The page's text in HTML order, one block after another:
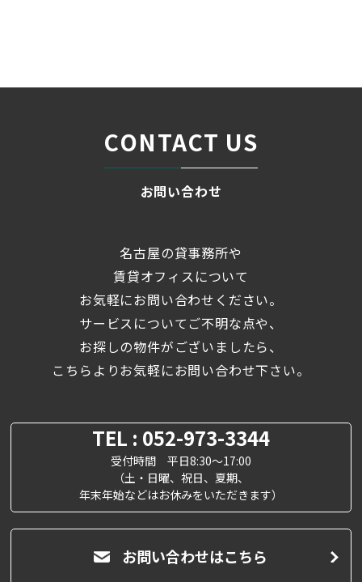
CONTACT US
お問い合わせ
名古屋の貸事務所や
賃貸オフィスについて
お気軽にお問い合わせください。
サービスについてご不明な点や、
お探しの物件がございましたら、
こちらよりお気軽にお問い合わせ下さい。
TEL : 052-973-3344
受付時間 平日8:30～17:00
（土・日曜、祝日、夏期、
年末年始などはお休みをいただきます）
お問い合わせはこちら